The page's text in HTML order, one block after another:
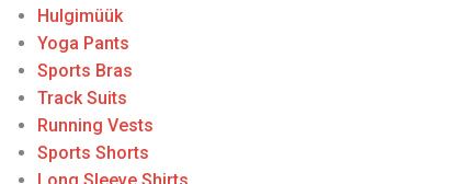
Hulgimüük
Yoga Pants
Sports Bras
Track Suits
Running Vests
Sports Shorts
Long Sleeve Shirts